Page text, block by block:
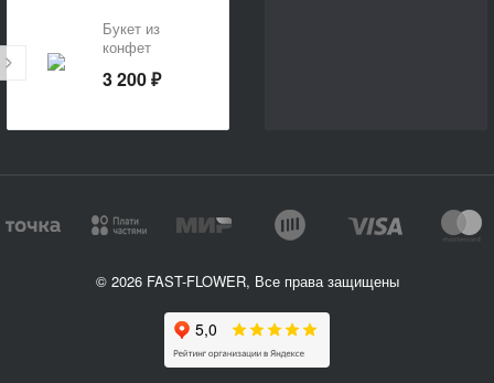
Букет из
конфет
учителю»
3 200 ₽
© 2026 FAST-FLOWER, Все права защищены